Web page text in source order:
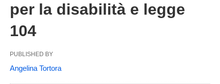
legge-
104/amp/
per la disabilità e legge
104
PUBLISHED BY
Angelina Tortora